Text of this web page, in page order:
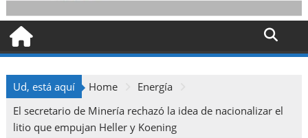
Ud, está aquí Home
Energía
El secretario de Minería rechazó la idea de nacionalizar el
litio que empujan Heller y Koening